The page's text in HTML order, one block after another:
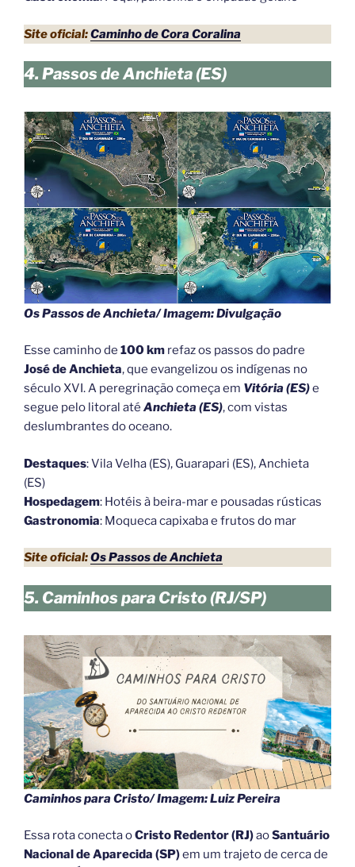
Site oficial:Caminho de Cora Coralina
4. Passos de Anchieta (ES)
Os Passos de Anchieta/ Imagem: Divulgação
Esse caminho de 100 km refaz os passos do padre
José de Anchieta, que evangelizou os indígenas no
século XVI. A peregrinação começa em Vitória (ES)e
segue pelo litoral até Anchieta (ES), com vistas
deslumbrantes do oceano.
Destaques: Vila Velha (ES), Guarapari (ES), Anchieta
(ES)
Hospedagem: Hotéis à beira-mar e pousadas rústicas
Gastronomia: Moqueca capixaba e frutos do mar
Site oficial:Os Passos de Anchieta
5. Caminhos para Cristo (RJ/SP)
Caminhos para Cristo/ Imagem: Luiz Pereira
Essa rota conecta oCristo Redentor (RJ)aoSantuário
Nacional de Aparecida (SP)em um trajeto de cerca de